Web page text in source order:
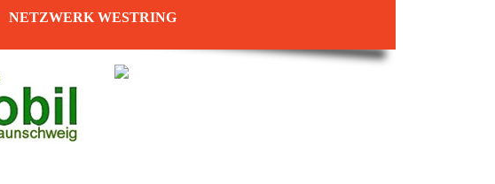
NETZWERK WESTRING